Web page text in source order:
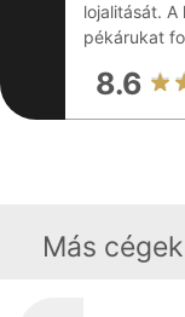
lojalitását.
pékárukat
8.6
Más